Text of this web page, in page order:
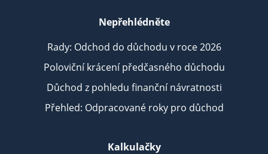
Nepřehlédněte
Rady: Odchod do důchodu v roce 2026
Poloviční krácení předčasného důchodu
Důchod z pohledu finanční návratnosti
Přehled: Odpracované roky pro důchod
Kalkulačky